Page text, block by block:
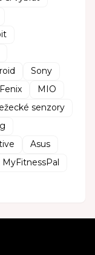
Sony
Fenix
MIO
senzory
Asus
MyFitnessPal